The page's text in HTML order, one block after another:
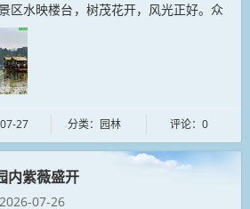
区水映楼台，树茂花开，风光正好。众
景游玩，一览避暑胜地美景。...
27 分类：园林 评论：0
内紫薇盛开
2026-07-26